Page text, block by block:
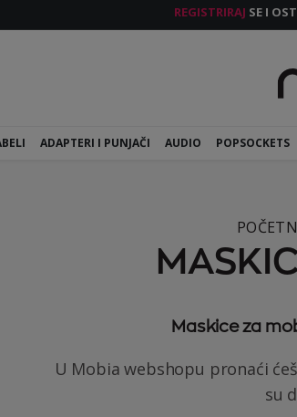
REGISTRIRAJ SE I
ADAPTERI I PUNJAČI AUDIO POPSOCKETS
Maskice za
U Mobia webshopu pronaći
su